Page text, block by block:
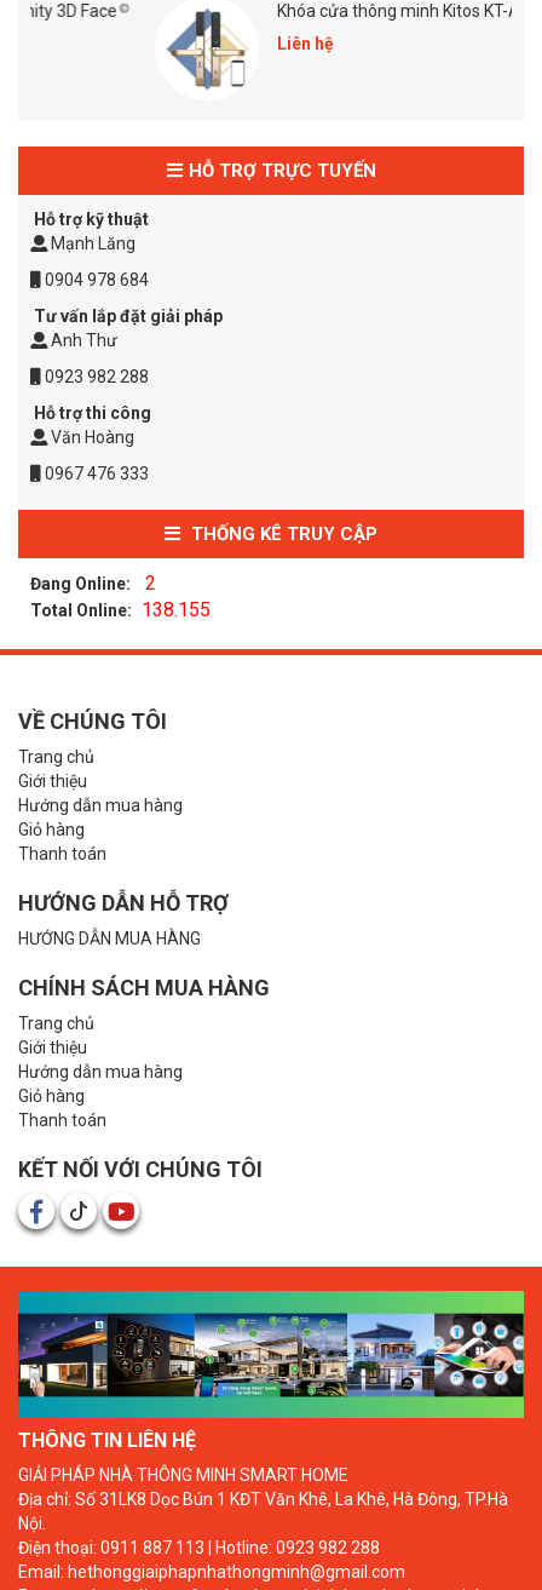
Khóa cửa thông minh Kitos KT-AL38 PLus
Liên hệ
HỖ TRỢ TRỰC TUYẾN
Hỗ trợ kỹ thuật
Mạnh Lăng
0904 978 684
Tư vấn lắp đặt giải pháp
Anh Thư
0923 982 288
Hỗ trợ thi công
Văn Hoàng
0967 476 333
THỐNG KÊ TRUY CẬP
Đang Online: 2
Total Online: 138.155
VỀ CHÚNG TÔI
Trang chủ
Giới thiệu
Hướng dẫn mua hàng
Giỏ hàng
Thanh toán
HƯỚNG DẪN HỖ TRỢ
HƯỚNG DẪN MUA HÀNG
CHÍNH SÁCH MUA HÀNG
Trang chủ
Giới thiệu
Hướng dẫn mua hàng
Giỏ hàng
Thanh toán
KẾT NỐI VỚI CHÚNG TÔI
THÔNG TIN LIÊN HỆ
GIẢI PHÁP NHÀ THÔNG MINH SMART HOME
Địa chỉ: Số 31LK8 Dọc Bún 1 KĐT Văn Khê, La Khê, Hà Đông, TP.Hà
Nội.
Điện thoại: 0911 887 113 | Hotline: 0923 982 288
Email: hethonggiaiphapnhathongminh@gmail.com